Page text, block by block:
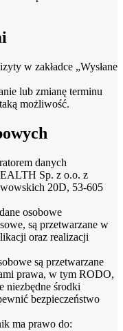
w zakładce „Wysłane
lub zmianę terminu
możliwość.
danych
Sp. z o.o. z
20D, 53-605
osobowe
są przetwarzane w
oraz realizacji
są przetwarzane
prawa, w tym RODO,
niezbędne środki
bezpieczeństwo
ma prawo do: